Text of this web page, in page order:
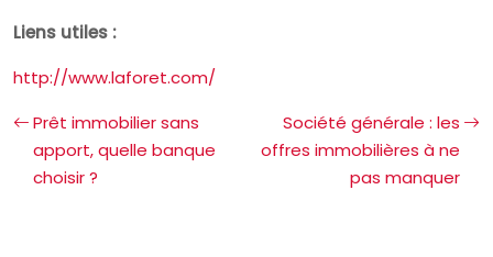
Liens utiles :
http://www.laforet.com/
Prêt immobilier sans
apport, quelle banque
choisir ?
Société générale : les
offres immobilières à ne
pas manquer